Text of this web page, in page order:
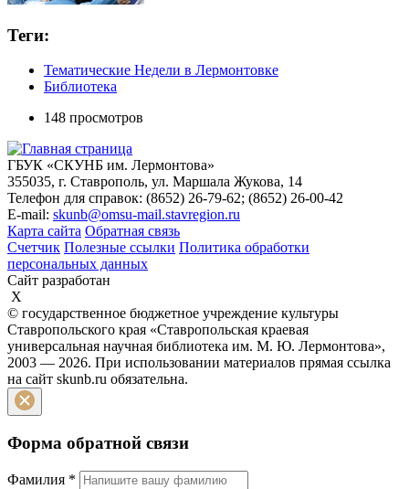
Теги:
Тематические Недели в Лермонтовке
Библиотека
148 просмотров
ГБУК «СКУНБ им. Лермонтова»
355035, г. Ставрополь, ул. Маршала Жукова, 14
Телефон для справок: (8652) 26-79-62; (8652) 26-00-42
E-mail: skunb@omsu-mail.stavregion.ru
Карта сайта Обратная связь
Счетчик Полезные ссылки Политика обработки
персональных данных
Сайт разработан
X
© государственное бюджетное учреждение культуры
Ставропольского края «Ставропольская краевая
универсальная научная библиотека им. М. Ю. Лермонтова»,
2003 — 2026. При использовании материалов прямая ссылка
на сайт skunb.ru обязательна.
Форма обратной связи
Фамилия *